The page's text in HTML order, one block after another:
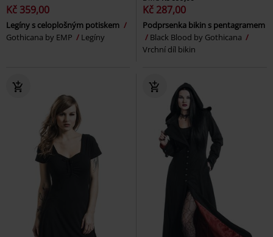
Kč 359,00
Legíny s celoplošným potiskem
Gothicana by EMP
Legíny
Kč 287,00
Podprsenka bikin s pentagramem
Black Blood by Gothicana
Vrchní díl bikin